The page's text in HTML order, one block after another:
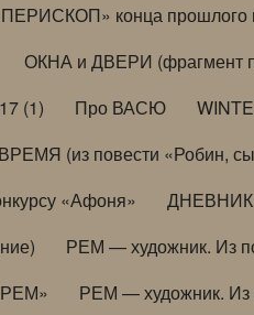
конца прошлого
ОКНА и ДВЕРИ (фрагмент
(1) Про ВАСЮ
(из повести «Робин,
«Афоня»
РЕМ — художник. Из
РЕМ — художник.